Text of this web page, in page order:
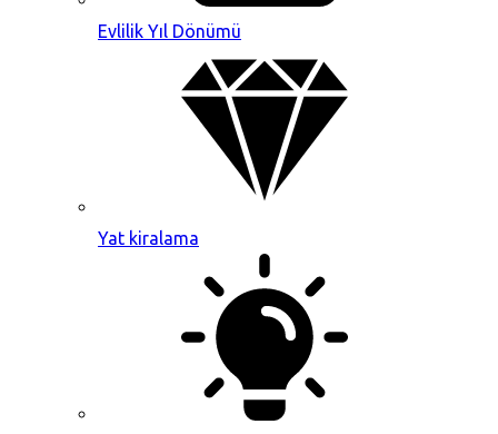
Evlilik Yıl Dönümü
Yat kiralama